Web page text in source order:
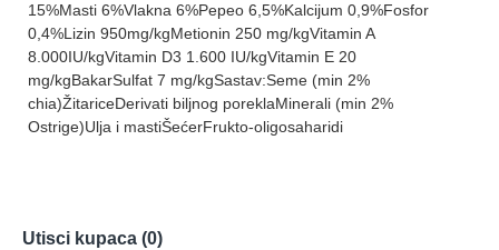
15%Masti 6%Vlakna 6%Pepeo 6,5%Kalcijum 0,9%Fosfor
0,4%Lizin 950mg/kgMetionin 250 mg/kgVitamin A
8.000IU/kgVitamin D3 1.600 IU/kgVitamin E 20
mg/kgBakarSulfat 7 mg/kgSastav:Seme (min 2%
chia)ŽitariceDerivati biljnog poreklaMinerali (min 2%
Ostrige)Ulja i mastiŠećerFrukto-oligosaharidi
Utisci kupaca (0)